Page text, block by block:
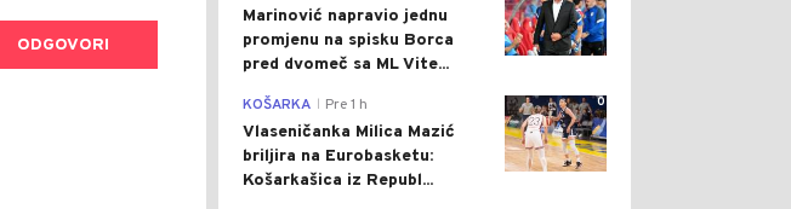
ODGOVORI
Marinović napravio jednu
promjenu na spisku Borca
pred dvomeč sa ML Vite...
0
KOŠARKA Pre 1 h
Vlaseničanka Milica Mazić
briljira na Eurobasketu:
Košarkašica iz Republ...